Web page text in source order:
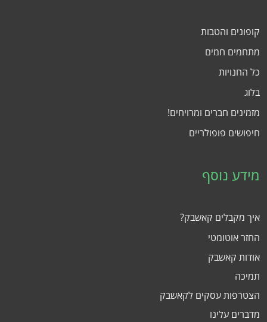
קופונים והטבות
מתחמים חמים
כל החנויות
בלוג
מזמינים חברים ומרויחים!
חיפושים פופולריים
מידע נוסף
איך מקבלים קאשבק?
החזר אוטומטי
אודות קאשבק
תמיכה
הצטרפות עסקים לקאשבק
מדברים עלינו